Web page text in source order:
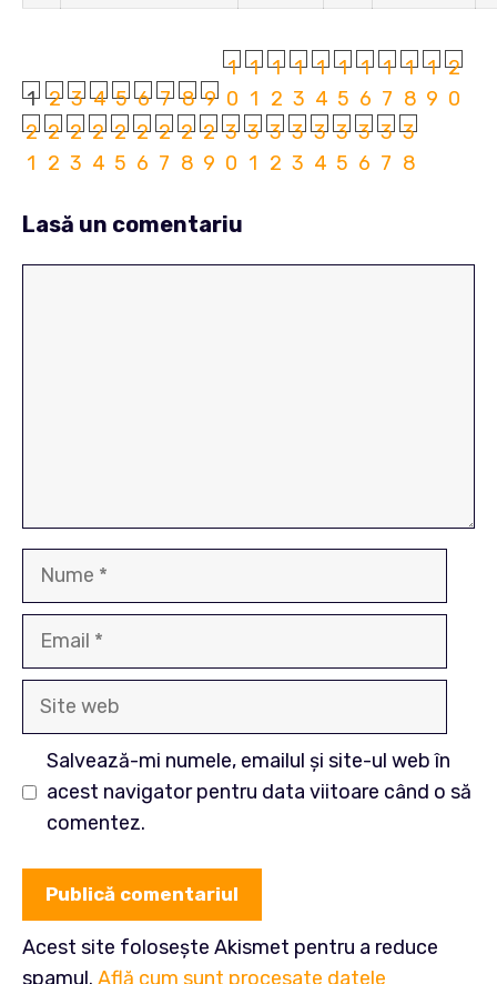
1 2 3 4 5 6 7 8 9
1
0
1
1
1
2
1
3
1
4
1
5
1
6
1
7
1
8
1
9
2
0
2
1
2
2
2
3
2
4
2
5
2
6
2
7
2
8
2
9
3
0
3
1
3
2
3
3
3
4
3
5
3
6
3
7
3
8
Lasă un comentariu
Nume
Email
Site
Salvează-mi numele, emailul și site-ul web în
acest navigator pentru data viitoare când o să
comentez.
Acest site folosește Akismet pentru a reduce
spamul. Află cum sunt procesate datele